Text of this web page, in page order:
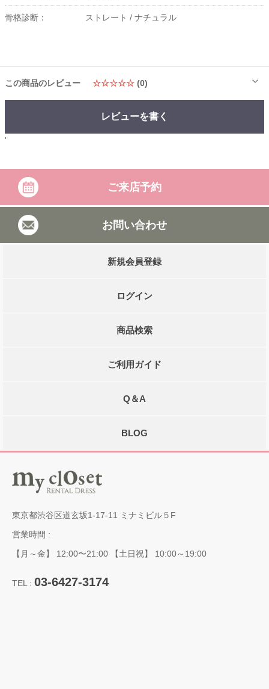
骨格診断： ストレート / ナチュラル
この商品のレビュー ☆☆☆☆☆ (0)
レビューを書く
'
ご来店予約
お問い合わせ
新規会員登録
ログイン
商品検索
ご利用ガイド
Q＆A
BLOG
東京都渋谷区道玄坂1-17-11 ミナミビル５F
営業時間 :
【月～金】 12:00〜21:00 【土日祝】 10:00～19:00
TEL : 03-6427-3174